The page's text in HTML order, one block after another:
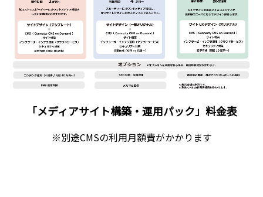
「メディアサイト構築・運用パック」料金表
※別途CMSの利用月額費がかかります